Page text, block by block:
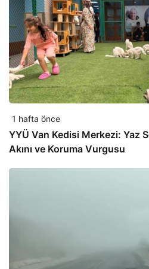
1 hafta önce
YYÜ Van Kedisi Merkezi: Yaz
Akını ve Koruma Vurgusu